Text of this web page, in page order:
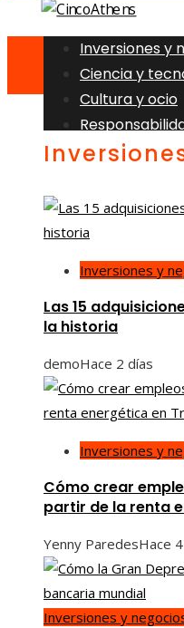
Inversiones y
Ciencia y
Cultura y ocio
Inversiones y
Las 15
la historia
demoHace 2 días
Inversiones y
Cómo crear
partir de la renta
Yenny ParedesHace
Inversiones y